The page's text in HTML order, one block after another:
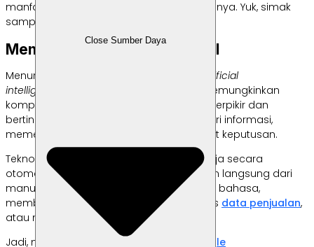
Close Sumber Daya
manfaatnya, hingga tantangan dan risikonya. Yuk, simak
sampai tuntas!
Mengenal Apa Itu Teknologi AI
Menurut
artificial
intelligence
(AI) adalah teknologi yang memungkinkan
komputer dan mesin untuk meniru cara berpikir dan
bertindak manusia. Mulai dari mempelajari informasi,
memecahkan masalah, hingga membuat keputusan.
Teknologi ini memungkinkan sistem bekerja secara
otomatis dan cerdas meski tanpa arahan langsung dari
manusia. Misalnya untuk menerjemahkan bahasa,
membalas pesan
, menganalisis data penjualan,
atau memberikan rekomendasi.
Jadi, memang ada benarnya kalau
Google